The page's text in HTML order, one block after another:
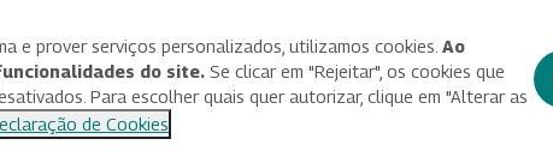
© 2025 Criado e desenvolvido por Enap
e prover serviços personalizados, utilizamos cookies. Ao
do site. Se clicar em "Rejeitar", os cookies que
Para escolher quais quer autorizar, clique em "Alterar as
de Cookies